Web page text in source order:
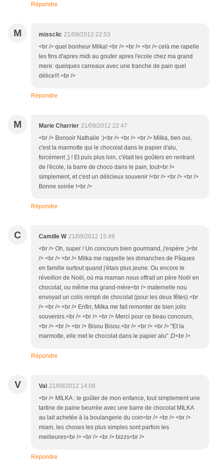
Répondre
M missclic 21/09/2012 22:53
<br /> quel bonheur Milka! <br /> <br /> <br /> celà me rapelle
les fins d'apres midi au gouter apres l'ecole chez ma grand
mere: quelques carreaux avec une tranche de pain quel
délice!!! <br />
Répondre
M Marie Charrier 21/09/2012 22:47
<br /> Bonsoir Nathalie :)<br /> <br /> <br /> Milka, ben oui,
c'est la marmotte qui le chocolat dans le papier d'alu,
forcément ;) ! Et puis plus loin, c'était les goûters en rentrant
de l'école, la barre de choco dans le pain, tout<br />
simplement, et c'est un délicieux souvenir !<br /> <br /> <br />
Bonne soirée !<br />
Répondre
C Camille W 21/09/2012 15:49
<br /> Oh, super ! Un concours bien gourmand, j'espère ;)<br
/> <br /> <br /> Milka me rappelle les dimanches de Pâques
en famille surtout quand j'étais plus jeune. Ou encore le
réveillon de Noël, où ma maman nous offrait un père Noël en
chocolat, ou même ma grand-mère<br /> maternelle nou
envoyait un colis rempli de chocolat (pour les deux fêtes).<br
/> <br /> <br /> Enfin, Milka me fait remonter de bien jolis
souvenirs.<br /> <br /> <br /> Merci pour ce beau concours,
<br /> <br /> <br /> Bisou Bisou.<br /> <br /> <br /> "Et la
marmotte, elle met le chocolat dans le papier alu" ;D<br />
Répondre
V Val 21/09/2012 14:08
<br /> MILKA : le goûter de mon enfance, tout simplement une
tartine de paine beurrée avec une barre de chocolat MILKA
au lait achetée à la boulangerie du coin<br /> <br /> <br />
miam, les choses les plus simples sont parfois les
meilleures<br /> <br /> <br /> bizzs<br />
Répondre